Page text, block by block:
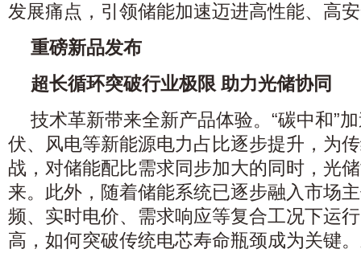
发展痛点，引领储能加速迈进高性能、高
重磅新品发布
超长循环突破行业极限 助力光储协同
技术革新带来全新产品体验。“碳中和”
伏、风电等新能源电力占比逐步提升，为
战，对储能配比需求同步加大的同时，光
来。此外，随着储能系统已逐步融入市场
频、实时电价、需求响应等复合工况下运
高，如何突破传统电芯寿命瓶颈成为关键